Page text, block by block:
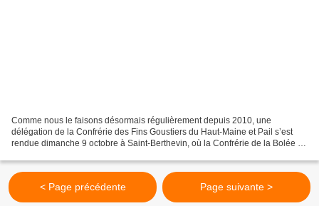
Comme nous le faisons désormais régulièrement depuis 2010, une
délégation de la Confrérie des Fins Goustiers du Haut-Maine et Pail s’est
rendue dimanche 9 octobre à Saint-Berthevin, où la Confrérie de la Bolée de
< Page précédente Page suivante >